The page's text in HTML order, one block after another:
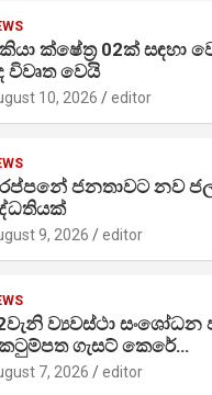
ක්ෂේත්‍ර 02ක් සඳහා
විවෘත වෙයි
10, 2026 editor
ජනතාවට නව
9, 2026 editor
ව්‍යවස්ථා
ගැසට් කෙරේ…
7, 2026 editor